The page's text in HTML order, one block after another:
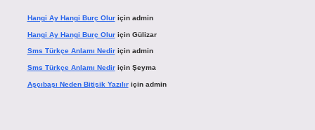
Hangi Ay Hangi Burç Oluriçin admin
Hangi Ay Hangi Burç Oluriçin Gülizar
Sms Türkçe Anlamı Nediriçin admin
Sms Türkçe Anlamı Nediriçin Şeyma
Aşçıbaşı Neden Bitişik Yazılıriçin admin